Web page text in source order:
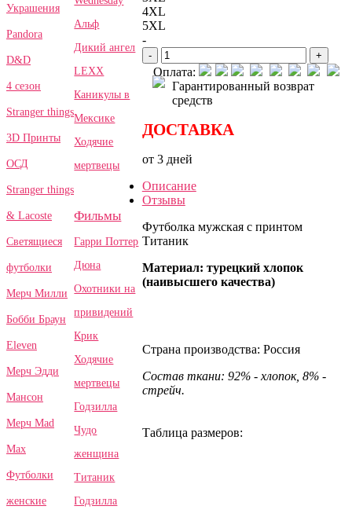
Украшения
Pandora
D&D
4 сезон
Stranger things
3D Принты
ОСД
Stranger things
& Lacoste
Светящиеся
футболки
Мерч Милли
Бобби Браун
Eleven
Мерч Эдди
Мансон
Мерч Mad
Max
Футболки
женские
Альф
Дикий ангел
LEXX
Каникулы в
Мексике
Ходячие
мертвецы
Фильмы
Гарри Поттер
Дюна
Охотники на
привидений
Крик
Ходячие
мертвецы
Годзилла
Чудо
женщина
Титаник
Годзилла
4XL
5XL
-
- +
Оплата:
Гарантированный возврат
средств
ДОСТАВКА
от 3 дней
Описание
Отзывы
Футболка мужская с принтом
Титаник
Материал: турецкий хлопок
(наивысшего качества)
Страна производства: Россия
Состав ткани: 92% - хлопок, 8% -
стрейч.
Таблица размеров: